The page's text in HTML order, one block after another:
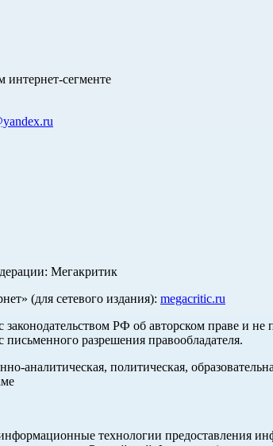
сегменте
Мегакритик
(для сетевого издания): megacritic.ru
РФ об авторском праве и
разрешения правообладателя.
политическая,
технологии предоставления